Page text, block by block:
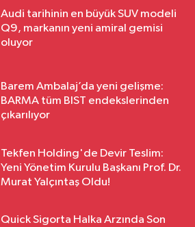
Audi tarihinin en büyük SUV modeli
Q9, markanın yeni amiral gemisi
oluyor
Barem Ambalaj’da yeni gelişme:
BARMA tüm BIST endekslerinden
çıkarılıyor
Tekfen Holding'de Devir Teslim:
Yeni Yönetim Kurulu Başkanı Prof. Dr.
Murat Yalçıntaş Oldu!
Quick Sigorta Halka Arzında Son